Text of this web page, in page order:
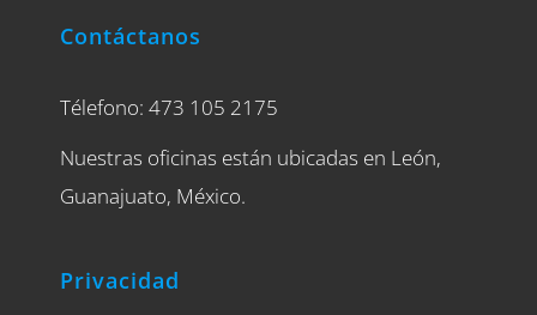
Contáctanos
Télefono: 473 105 2175
Nuestras oficinas están ubicadas en León,
Guanajuato, México.
Privacidad